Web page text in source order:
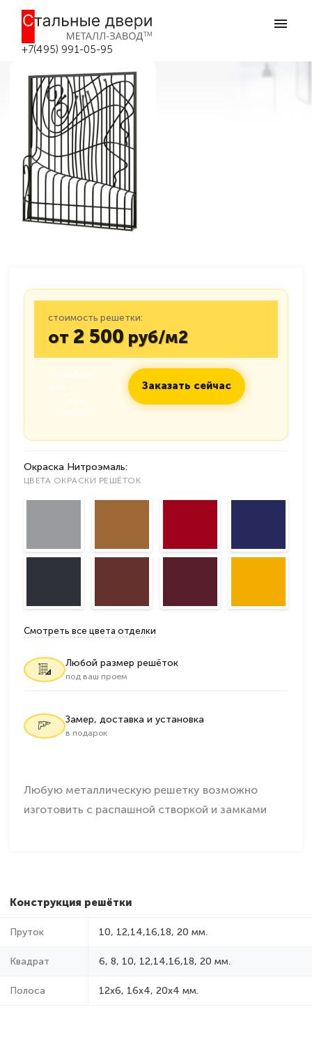
+7(495) 991-05-95
Кованая решетка №21 в Москве
Главная
Кованая решетка №21
стоимость решетки:
от 2 500 руб/м2
Заказать сейчас
Окраска Нитроэмаль:
ЦВЕТА ОКРАСКИ РЕШЁТОК
Смотреть все цвета отделки
Любой размер решёток
под ваш проем
Замер, доставка и установка
в подарок
Любую металлическую решетку возможно
изготовить с распашной створкой и замками
Конструкция решётки
Пруток 10, 12,14,16,18, 20 мм.
Квадрат 6, 8, 10, 12,14,16,18, 20 мм.
Полоса 12x6, 16x4, 20x4 мм.